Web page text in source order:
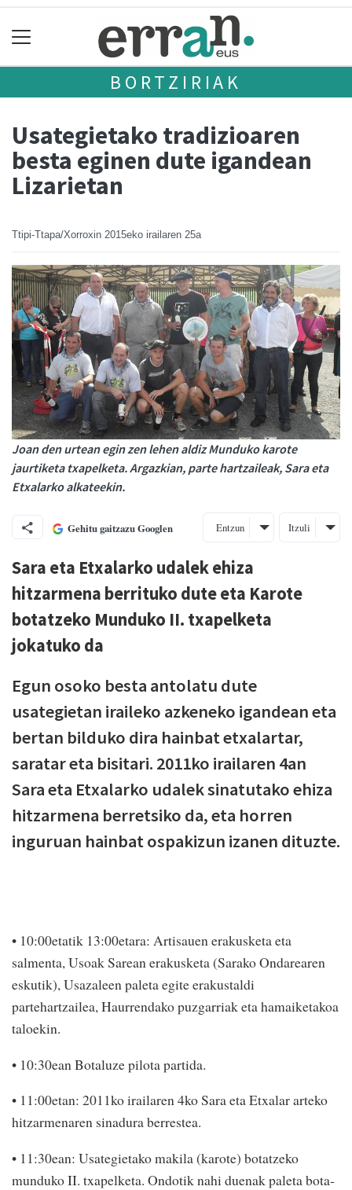
BORTZIRIAK
Usategietako tradizioaren
besta eginen dute igandean
Lizarietan
Ttipi-Ttapa/Xorroxin 2015eko irailaren 25a
Joan den urtean egin zen lehen aldiz Munduko karote
jaurtiketa txapelketa. Argazkian, parte hartzaileak, Sara eta
Etxalarko alkateekin.
Gehitu gaitzazu Googlen Entzun Itzuli
Sara eta Etxalarko udalek ehiza
hitzarmena berrituko dute eta Karote
botatzeko Munduko II. txapelketa
jokatuko da
Egun osoko besta antolatu dute
usategietan iraileko azkeneko igandean eta
bertan bilduko dira hainbat etxalartar,
saratar eta bisitari. 2011ko irailaren 4an
Sara eta Etxalarko udalek sinatutako ehiza
hitzarmena berretsiko da, eta horren
inguruan hainbat ospakizun izanen dituzte.
• 10:00etatik 13:00etara: Artisauen erakusketa eta
salmenta, Usoak Sarean erakusketa (Sarako Ondarearen
eskutik), Usazaleen paleta egite erakustaldi
partehartzailea, Haurrendako puzga­rriak eta hamaiketakoa
taloekin.
• 10:30ean Botaluze pilota partida.
• 11:00etan: 2011ko irailaren 4ko Sara eta Etxalar arteko
hitzarmenaren sinadura berrestea.
• 11:30ean: Usategietako makila (karote) botatzeko
munduko II. txapelketa. Ondotik nahi duenak paleta bota­